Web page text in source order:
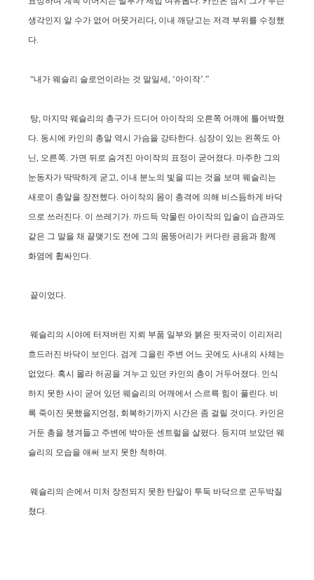
생각인지 알 수가 없어 머뭇거리다, 이내 깨닫고는 저격 부위를 수정했
다.
“내가 웨슬리 슬로언이라는 것 말일세, ‘아이작’.”
탕, 마지막 웨슬리의 총구가 드디어 아이작의 오른쪽 어깨에 틀어박혔
다. 동시에 카인의 총알 역시 가슴을 강타한다. 심장이 있는 왼쪽도 아
닌, 오른쪽. 가면 뒤로 숨겨진 아이작의 표정이 굳어졌다. 마주한 그의
눈동자가 딱딱하게 굳고, 이내 분노의 빛을 띠는 것을 보며 웨슬리는
새로이 총알을 장전했다. 아이작의 몸이 총격에 의해 비스듬하게 바닥
으로 쓰러진다. 이 쓰레기가. 까드득 악물린 아이작의 입술이 습관과도
같은 그 말을 채 끝맺기도 전에 그의 몸뚱어리가 커다란 굉음과 함께
화염에 휩싸인다.
끝이었다.
웨슬리의 시야에 터져버린 지뢰 부품 일부와 붉은 핏자국이 이리저리
흐드러진 바닥이 보인다. 검게 그을린 주변 어느 곳에도 사내의 사체는
없었다. 혹시 몰라 허공을 겨누고 있던 카인의 총이 거두어졌다. 인식
하지 못한 사이 굳어 있던 웨슬리의 어깨에서 스르륵 힘이 풀린다. 비
록 죽이진 못했을지언정, 회복하기까지 시간은 좀 걸릴 것이다. 카인은
거둔 총을 챙겨들고 주변에 박아둔 센트럴을 살폈다. 등지며 보았던 웨
슬리의 모습을 애써 보지 못한 척하며.
웨슬리의 손에서 미처 장전되지 못한 탄알이 투둑 바닥으로 곤두박질
쳤다.